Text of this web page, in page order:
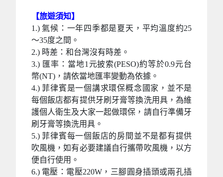
【旅遊須知】
1.) 氣候：一年四季都是夏天，平均溫度約25
～35度之間。
2.) 時差：和台灣沒有時差。
3.) 匯率：當地1元披索(PESO)約等於0.9元台
幣(NT)，請依當地匯率變動為依據。
4.) 菲律賓是一個講求環保概念國家，並不是
每個飯店都有提供牙刷牙膏等換洗用具，為維
護個人衛生及大家一起做環保，請自行準備牙
刷牙膏等換洗用具。
5.) 菲律賓每一個飯店的房間並不是都有提供
吹風機，如有必要建議自行攜帶吹風機，以方
便自行使用。
6.) 電壓：電壓220W，三腳圓身插頭或兩孔插